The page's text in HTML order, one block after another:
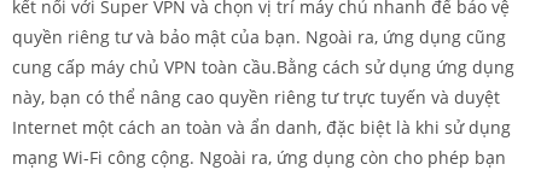
kết nối với Super VPN và chọn vị trí máy chủ nhanh để bảo vệ
quyền riêng tư và bảo mật của bạn. Ngoài ra, ứng dụng cũng
cung cấp máy chủ VPN toàn cầu.Bằng cách sử dụng ứng dụng
này, bạn có thể nâng cao quyền riêng tư trực tuyến và duyệt
Internet một cách an toàn và ẩn danh, đặc biệt là khi sử dụng
mạng Wi-Fi công cộng. Ngoài ra, ứng dụng còn cho phép bạn